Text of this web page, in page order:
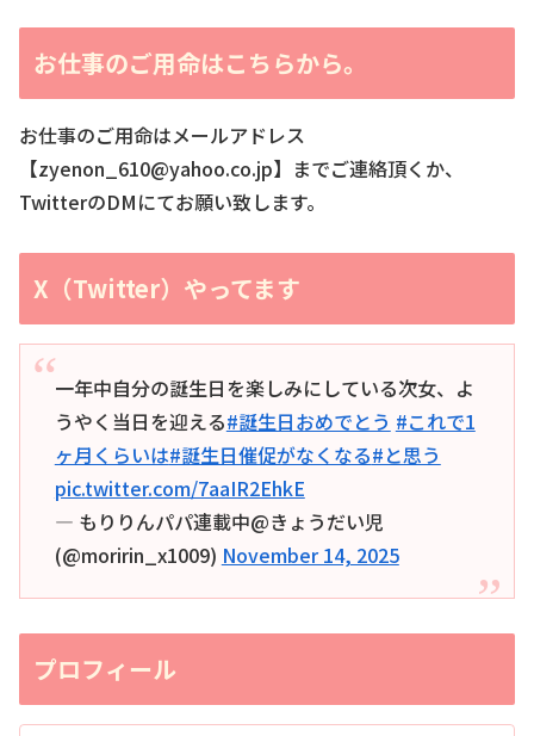
お仕事のご用命はこちらから。
お仕事のご用命はメールアドレス
【zyenon_610@yahoo.co.jp】までご連絡頂くか、
TwitterのDMにてお願い致します。
X（Twitter）やってます
一年中自分の誕生日を楽しみにしている次女、よ
うやく当日を迎える#誕生日おめでとう #これで1
ヶ月くらいは#誕生日催促がなくなる#と思う
pic.twitter.com/7aaIR2EhkE
— もりりんパパ連載中@きょうだい児
(@moririn_x1009) November 14, 2025
プロフィール